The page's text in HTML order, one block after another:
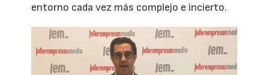
entorno cada vez más complejo e incierto.